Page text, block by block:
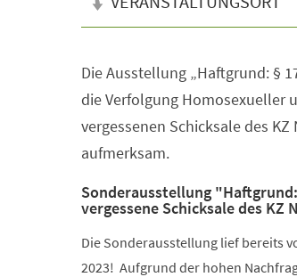
Die Ausstellung „Haftgrund: §
die Verfolgung Homosexueller
vergessenen Schicksale des KZ
aufmerksam.
Sonderausstellung "Haftgrund:
vergessene Schicksale des KZ
Die Sonderausstellung lief bereits
2023! Aufgrund der hohen